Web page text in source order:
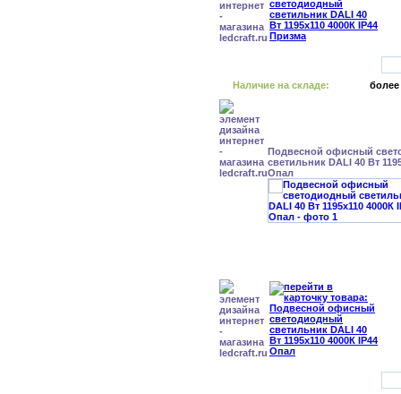
Наличие на складе: более
Подвесной офисный
светильник DALI 40 Вт
Опал